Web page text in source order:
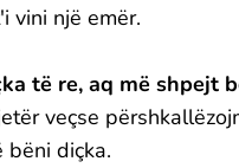
vini një emër.
të re, aq më shpejt
veçse
bëni diçka.